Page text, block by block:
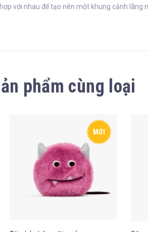
với nhau để tạo nên một khung cảnh lãng
phẩm cùng loại
MỚI